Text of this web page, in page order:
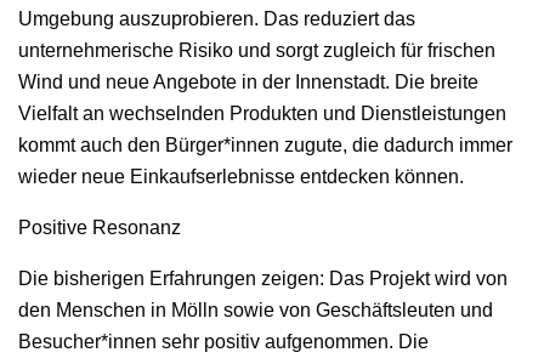
Umgebung auszuprobieren. Das reduziert das
unternehmerische Risiko und sorgt zugleich für frischen
Wind und neue Angebote in der Innenstadt. Die breite
Vielfalt an wechselnden Produkten und Dienstleistungen
kommt auch den Bürger*innen zugute, die dadurch immer
wieder neue Einkaufserlebnisse entdecken können.
Positive Resonanz
Die bisherigen Erfahrungen zeigen: Das Projekt wird von
den Menschen in Mölln sowie von Geschäftsleuten und
Besucher*innen sehr positiv aufgenommen. Die